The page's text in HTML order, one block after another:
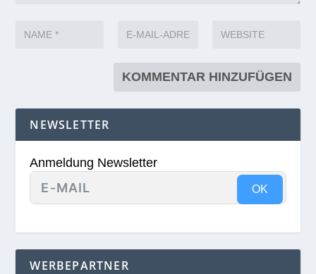
NEWSLETTER
Anmeldung Newsletter
OK
WERBEPARTNER